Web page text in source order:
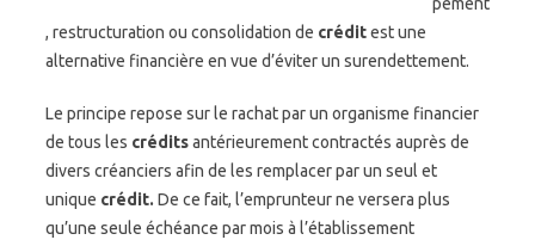
, restructuration ou consolidation de créditest une
alternative financière en vue d’éviter un surendettement.
Le principe repose sur le rachat par un organisme financier
de tous les créditsantérieurement contractés auprès de
divers créanciers afin de les remplacer par un seul et
unique crédit. De ce fait, l’emprunteur ne versera plus
qu’une seule échéance par mois à l’établissement